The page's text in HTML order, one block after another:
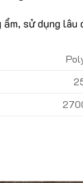
ẩm, sử dụng